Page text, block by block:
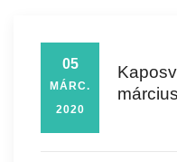
05
MÁRC.
2020